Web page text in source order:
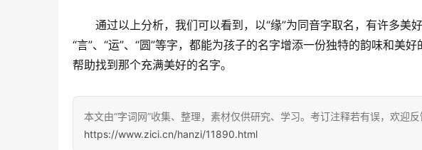
通过以上分析，我们可以看到，以“缘”为同音字取名，有许多美好
“言”、“运”、“圆”等字，都能为孩子的名字增添一份独特的韵味和美
帮助找到那个充满美好的名字。
本文由“字词网”收集、整理，素材仅供研究、学习。考订注释若有误，欢迎反
https://www.zici.cn/hanzi/11890.html